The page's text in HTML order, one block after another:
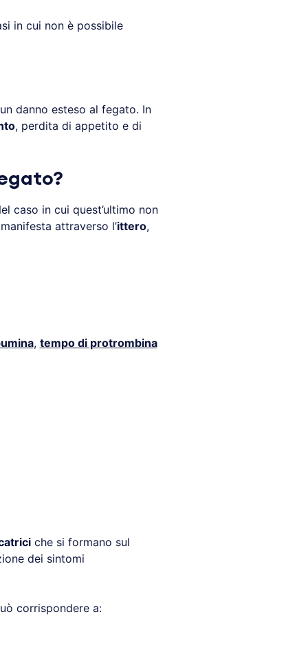
in cui non è possibile
danno esteso al fegato. In
, perdita di appetito e di
caso in cui quest’ultimo non
attraverso l’ittero,
, tempo di protrombina
che si formano sul
dei sintomi
corrispondere a: